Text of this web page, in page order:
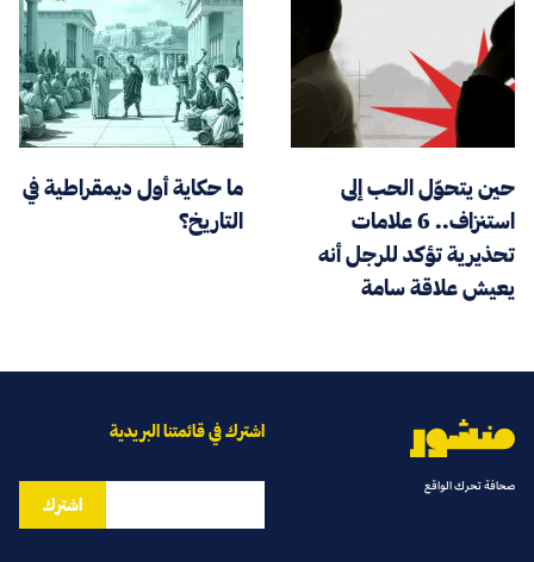
حين يتحوّل الحب إلى
استنزاف.. 6 علامات
تحذيرية تؤكد للرجل أنه
يعيش علاقة سامة
ما حكاية أول ديمقراطية في
التاريخ؟
صحافة تحرك الواقع
اشترك في قائمتنا البريدية
اشترك